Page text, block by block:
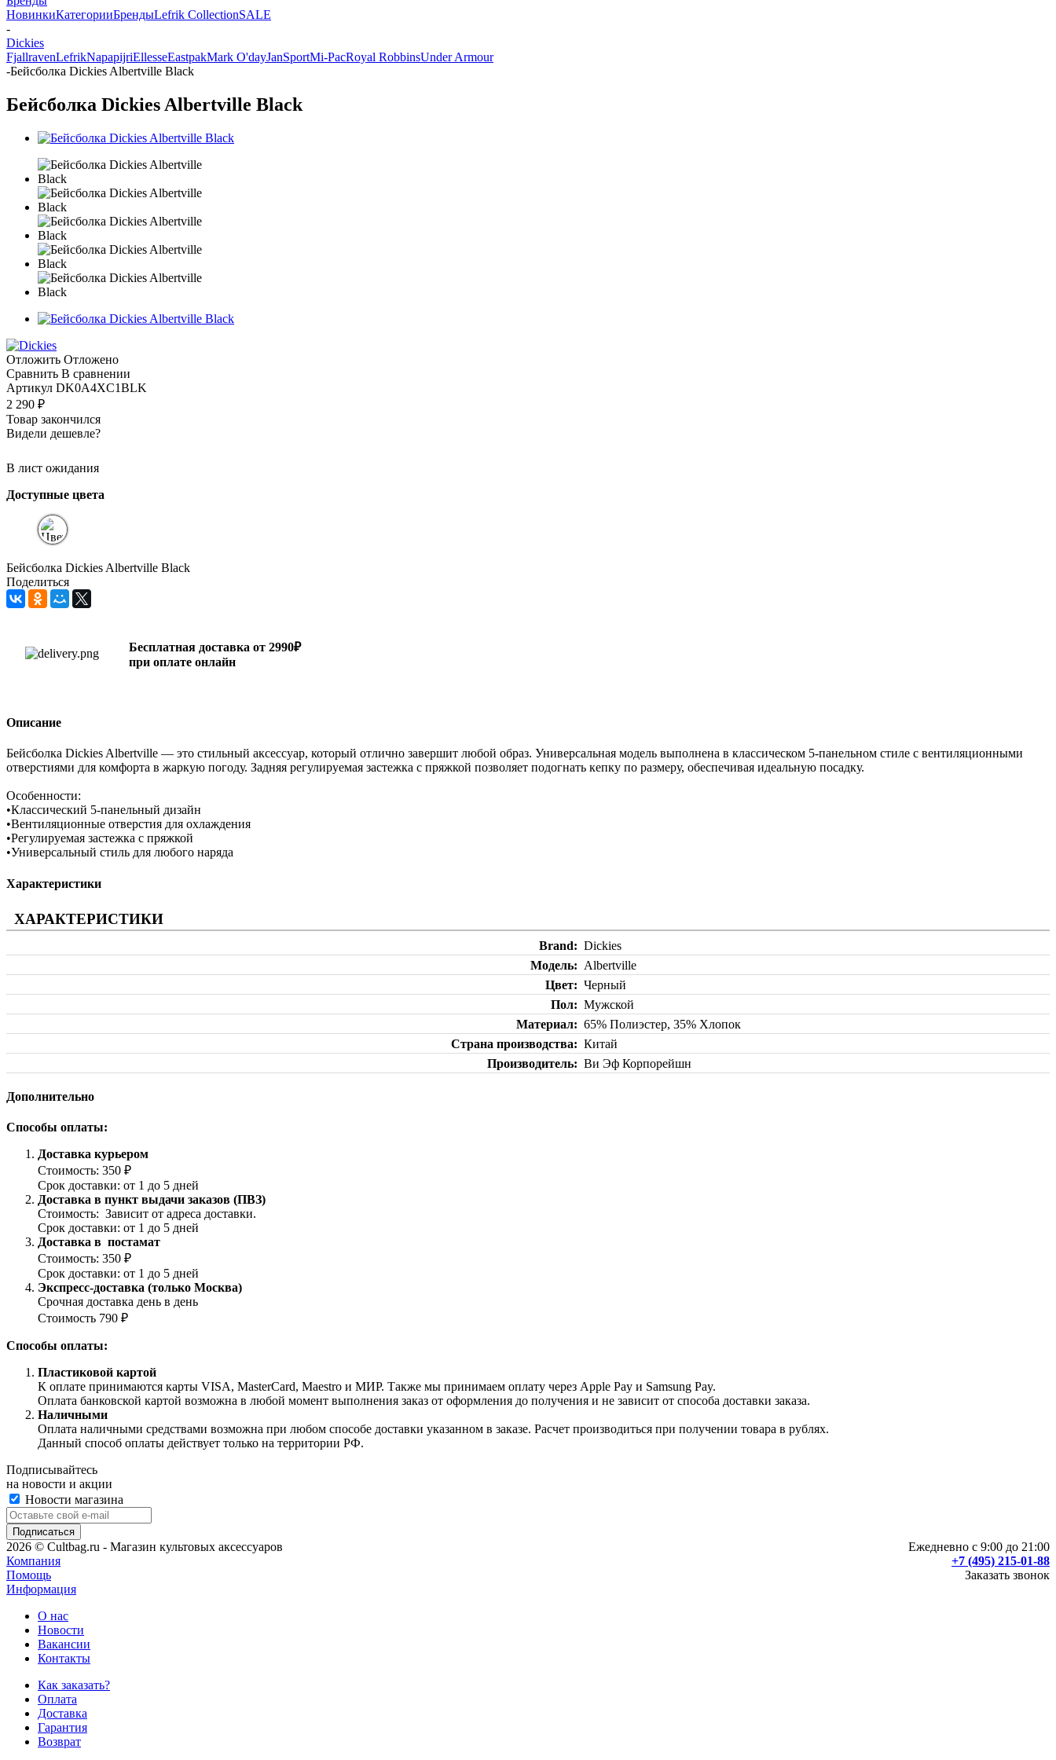
НовинкиКатегорииБрендыLefrik CollectionSALE
-
Dickies
FjallravenLefrikNapapijriEllesseEastpakMark O'dayJanSportMi-PacRoyal RobbinsUnder Armour
-Бейсболка Dickies Albertville Black
Бейсболка Dickies Albertville Black
Отложить Отложено
Сравнить В сравнении
Артикул DK0A4XC1BLK
2 290 ₽
Товар закончился
Видели дешевле?
В лист ожидания
Доступные цвета
Бейсболка Dickies Albertville Black
Поделиться
Бесплатная доставка от 2990₽
при оплате онлайн
Описание
Бейсболка Dickies Albertville — это стильный аксессуар, который отлично завершит любой образ. Универсальная модель выполнена в классическом 5-панельном стиле с вентиляционными
отверстиями для комфорта в жаркую погоду. Задняя регулируемая застежка с пряжкой позволяет подогнать кепку по размеру, обеспечивая идеальную посадку.
Особенности:
•Классический 5-панельный дизайн
•Вентиляционные отверстия для охлаждения
•Регулируемая застежка с пряжкой
•Универсальный стиль для любого наряда
Характеристики
ХАРАКТЕРИСТИКИ
Brand
Dickies
Модель
Albertville
Цвет
Черный
Пол
Мужской
Материал
65% Полиэстер, 35% Хлопок
Страна производства
Китай
Производитель
Ви Эф Корпорейшн
Дополнительно
Способы оплаты:
Доставка курьером
Стоимость: 350 ₽
Срок доставки: от 1 до 5 дней
Доставка в пункт выдачи заказов (ПВЗ)
Стоимость: Зависит от адреса доставки.
Срок доставки: от 1 до 5 дней
Доставка в постамат
Стоимость: 350 ₽
Срок доставки: от 1 до 5 дней
Экспресс-доставка (только Москва)
Срочная доставка день в день
Стоимость 790 ₽
Способы оплаты:
Пластиковой картой
К оплате принимаются карты VISA, MasterCard, Maestro и МИР. Также мы принимаем оплату через Apple Pay и Samsung Pay.
Оплата банковской картой возможна в любой момент выполнения заказ от оформления до получения и не зависит от способа доставки заказа.
Наличными
Оплата наличными средствами возможна при любом способе доставки указанном в заказе. Расчет производиться при получении товара в рублях.
Данный способ оплаты действует только на территории РФ.
Подписывайтесь
на новости и акции
Новости магазина
Ежедневно с 9:00 до 21:00
+7 (495) 215-01-88
Заказать звонок
2026 © Cultbag.ru - Магазин культовых аксессуаров
Компания
Помощь
Информация
О нас
Новости
Вакансии
Контакты
Как заказать?
Оплата
Доставка
Гарантия
Возврат